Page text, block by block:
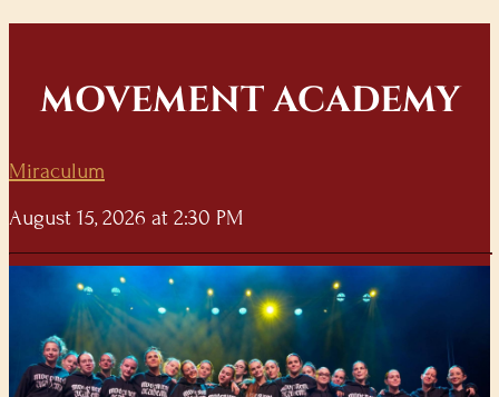
MOVEMENT ACADEMY
Miraculum
August 15, 2026 at 2:30 PM